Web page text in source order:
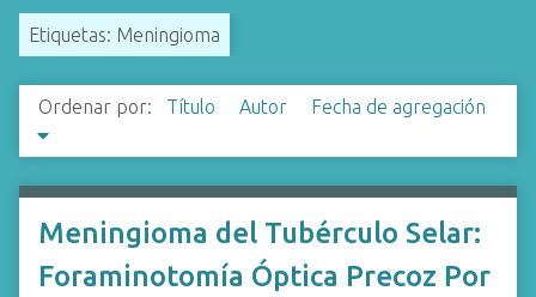
Etiquetas: Meningioma
Ordenar por: Título Autor Fecha de agregación
Meningioma del Tubérculo Selar:
Foraminotomía Óptica Precoz Por